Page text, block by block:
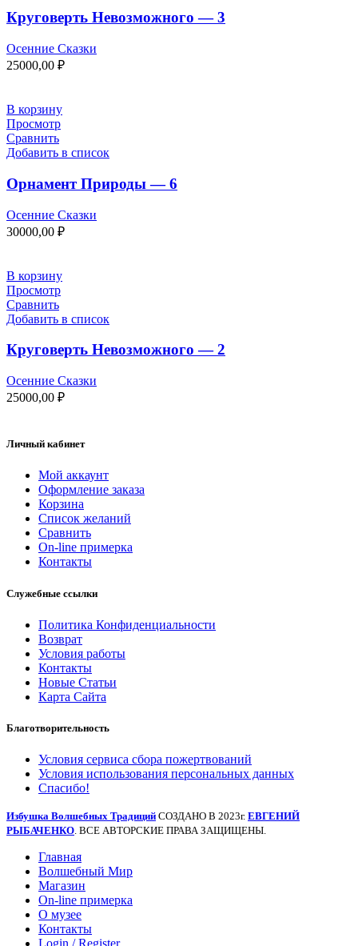
Круговерть Невозможного — 3
Осенние Сказки
25000,00 ₽
В корзину
Просмотр
Сравнить
Добавить в список
Орнамент Природы — 6
Осенние Сказки
30000,00 ₽
В корзину
Просмотр
Сравнить
Добавить в список
Круговерть Невозможного — 2
Осенние Сказки
25000,00 ₽
Личный кабинет
Мой аккаунт
Оформление заказа
Корзина
Список желаний
Сравнить
On-line примерка
Контакты
Служебные ссылки
Политика Конфиденциальности
Возврат
Условия работы
Контакты
Новые Статьи
Карта Сайта
Благотворительность
Условия сервиса сбора пожертвований
Условия использования персональных данных
Спасибо!
Избушка Волшебных Традиций СОЗДАНО В 2023г. ЕВГЕНИЙ
РЫБАЧЕНКО. ВСЕ АВТОРСКИЕ ПРАВА ЗАЩИЩЕНЫ.
Главная
Волшебный Мир
Магазин
On-line примерка
О музее
Контакты